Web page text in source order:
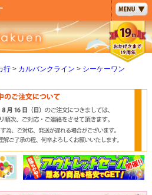
行 カルバンクライン シーケーワン
ペー
ジト
ップ
へ